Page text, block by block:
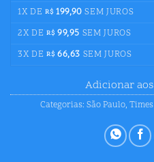
1X DE R$ 199,90 SEM JUROS
2X DE R$ 99,95 SEM JUROS
3X DE R$ 66,63 SEM JUROS
Adicionar
Categorias: São Paulo,